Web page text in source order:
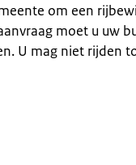
om een
moet u uw
U mag niet rijden